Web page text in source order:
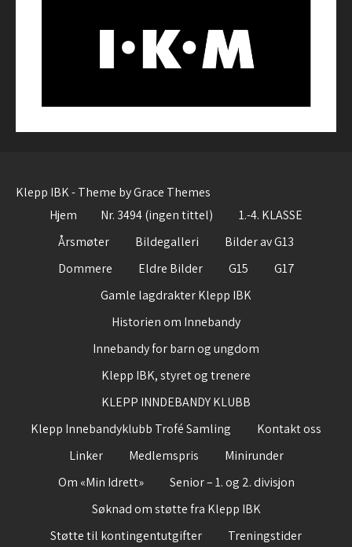
Klepp IBK - Theme by Grace Themes
Hjem
Nr. 3494 (ingen tittel)
1.-4. KLASSE
Årsmøter
Bildegalleri
Bilder av G13
Dommere
Eldre Bilder G15
G17
Gamle lagdrakter Klepp IBK
Historien om Innebandy
Innebandy for barn og ungdom
Klepp IBK, styret og trenere
KLEPP INNDEBANDY KLUBB
Klepp Innebandyklubb Trofé Samling
Kontakt oss
Linker
Medlemspris
Minirunder
Om «Min Idrett»
Senior – 1. og 2. divisjon
Søknad om støtte fra Klepp IBK
Støtte til kontingentutgifter
Treningstider